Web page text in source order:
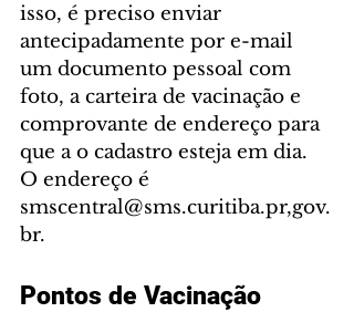
isso, é preciso enviar
antecipadamente por e-mail
um documento pessoal com
foto, a carteira de vacinação e
comprovante de endereço para
que a o cadastro esteja em dia.
O endereço é
smscentral@sms.curitiba.pr,gov.
br.
Pontos de Vacinação